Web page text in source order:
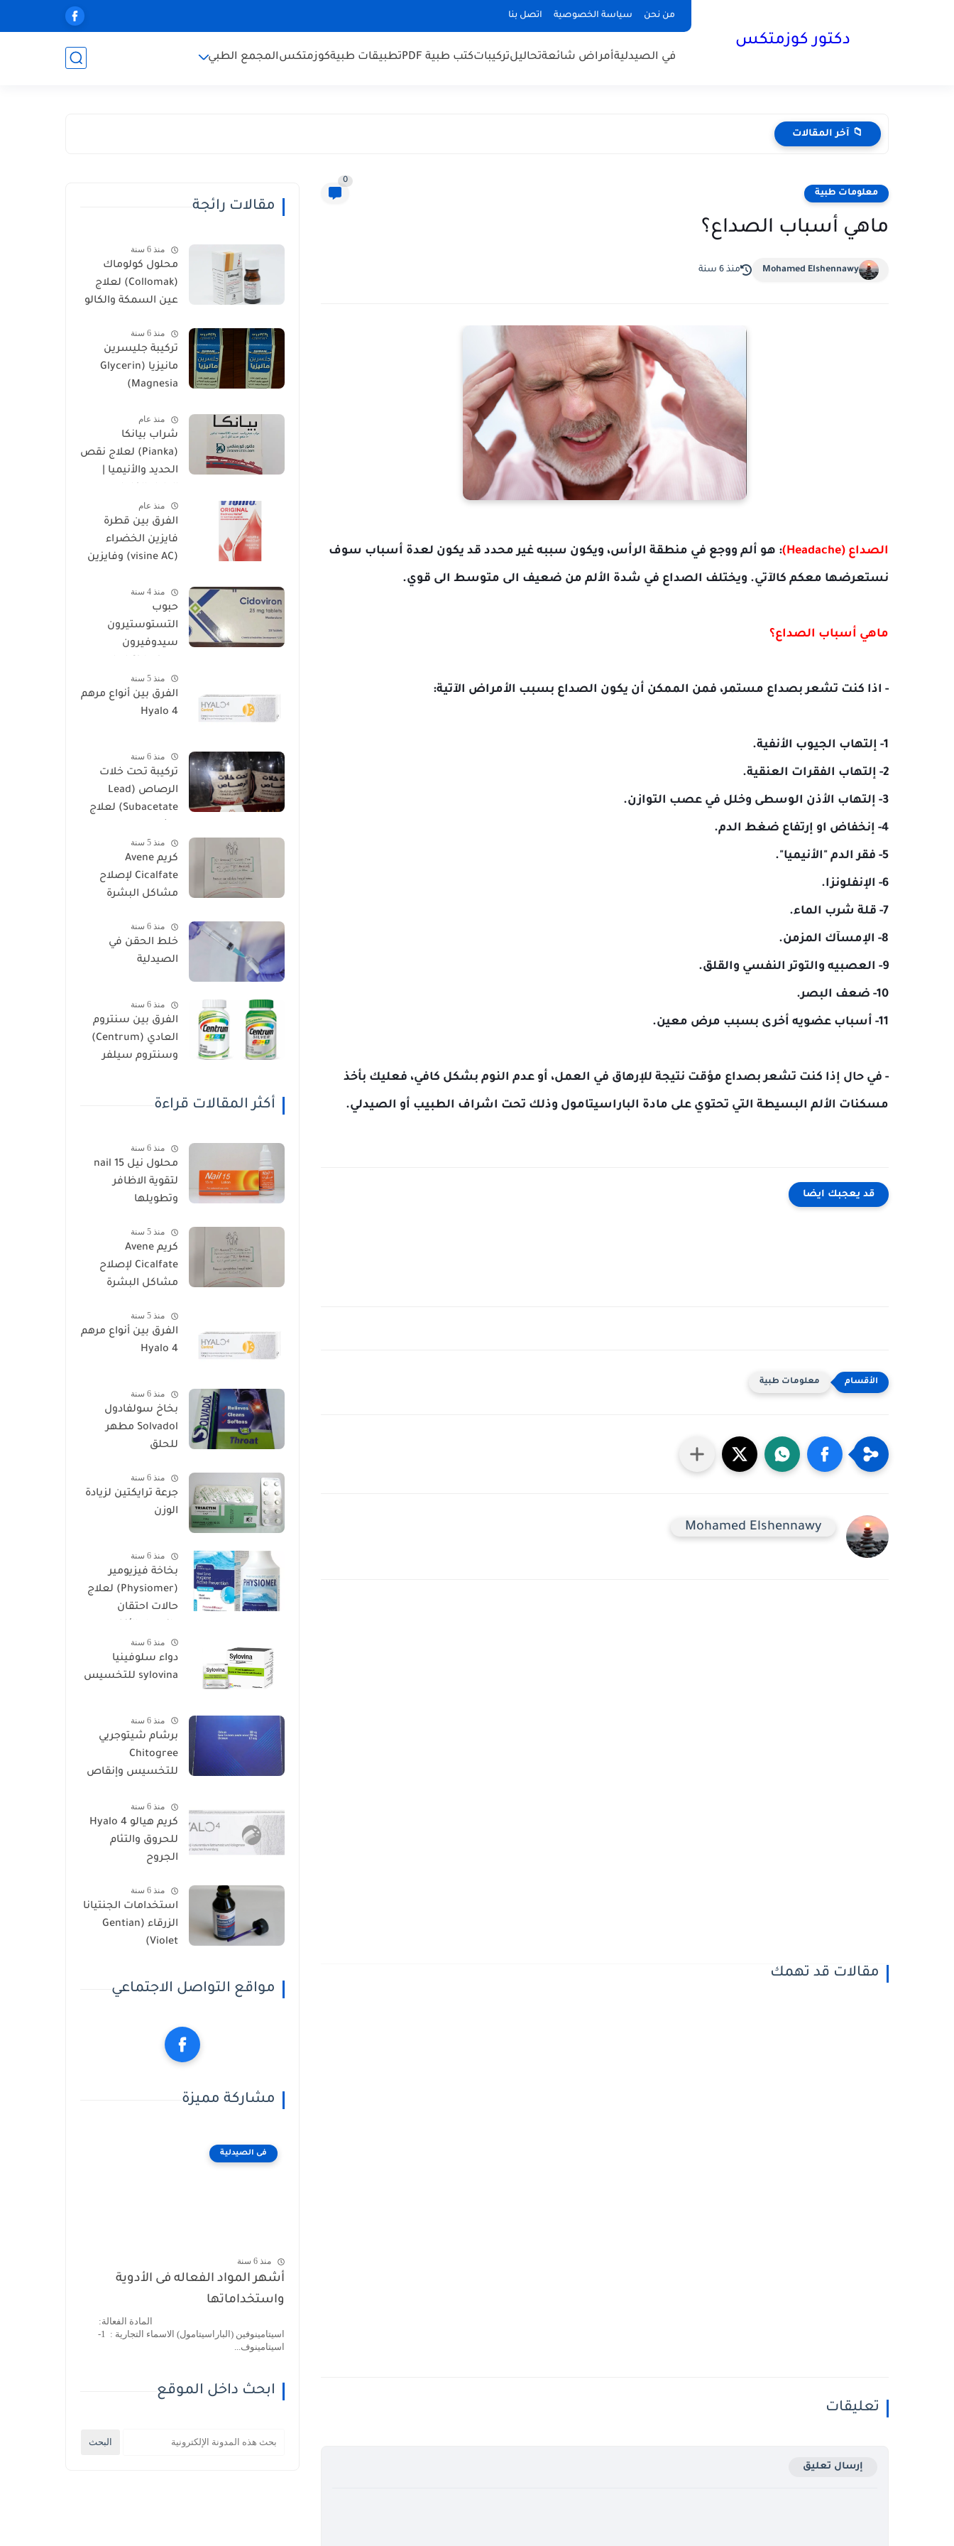
من نحن سياسة الخصوصية اتصل بنا
دكتور كوزمتكس
في الصيدليةأمراض شائعةتحاليلتركيباتكتب طبية PDF تطبيقات طبيةكوزمتكسالمجمع الطبي
📁 آخر المقالات
معلومات طبية
0
ماهي أسباب الصداع؟
Mohamed Elshennawy منذ 6 سنة
الصداع (Headache) : هو ألم ووجع في منطقة الرأس، ويكون سببه غير محدد قد يكون لعدة أسباب سوف
نستعرضها معكم كالآتي. ويختلف الصداع في شدة الألم من ضعيف الى متوسط الى قوي.
ماهي أسباب الصداع؟
- اذا كنت تشعر بصداع مستمر، فمن الممكن أن يكون الصداع بسبب الأمراض الآتية:
1- إلتهاب الجيوب الأنفية.
2- إلتهاب الفقرات العنقية.
3- إلتهاب الأذن الوسطى وخلل في عصب التوازن.
4- إنخفاض او إرتفاع ضغط الدم.
5- فقر الدم "الأنيميا".
6- الإنفلونزا.
7- قلة شرب الماء.
8- الإمسآك المزمن.
9- العصبيه والتوتر النفسي والقلق.
10- ضعف البصر.
11- أسباب عضويه أخرى بسبب مرض معين.
- في حال إذا كنت تشعر بصداع مؤقت نتيجة للإرهاق في العمل، أو عدم النوم بشكل كافي، فعليك بأخذ
مسكنات الألم البسيطة التي تحتوي على مادة الباراسيتامول وذلك تحت اشراف الطبيب أو الصيدلي.
قد يعجبك ايضا
معلومات طبية
Mohamed Elshennawy
مقالات قد تهمك
تعليقات
إرسال تعليق
مقالات رائجة
منذ 6 سنة
محلول كولوماك
(Collomak) لعلاج
عين السمكة والكالو
منذ 6 سنة
تركيبة جليسرين
مانيزيا (Glycerin
Magnesia)
منذ عام
شراب بيانكا
(Pianka) لعلاج نقص
الحديد والأنيميا |
منذ عام
الفرق بين قطرة
فايزين الخضراء
(visine AC) وفايزين
original)
منذ 4 سنة
حبوب
التستوستيرون
سيدوفيرون
العقم
منذ 5 سنة
الفرق بين أنواع مرهم
Hyalo 4
منذ 6 سنة
تركيبة تحت خلات
الرصاص (Lead
Subacetate) لعلاج
البواسير
منذ 5 سنة
كريم Avene
Cicalfate لإصلاح
مشاكل البشرة
منذ 6 سنة
خلط الحقن في
الصيدلية
منذ 6 سنة
الفرق بين سنتروم
العادي (Centrum)
وسنتروم سيلفر
أكثر المقالات قراءة
منذ 6 سنة
محلول نيل nail 15
لتقوية الاظافر
وتطويلها
منذ 5 سنة
كريم Avene
Cicalfate لإصلاح
مشاكل البشرة
منذ 5 سنة
الفرق بين أنواع مرهم
Hyalo 4
منذ 6 سنة
بخاخ سولفادول
Solvadol مطهر
للحلق
منذ 6 سنة
جرعة ترايكتين لزيادة
الوزن
منذ 6 سنة
بخاخة فيزيومير
(Physiomer) لعلاج
حالات احتقان
منذ 6 سنة
دواء سلوفينيا
sylovina للتخسيس
منذ 6 سنة
برشام شيتوجريي
Chitogree
للتخسيس وإنقاص
منذ 6 سنة
كريم هيالو 4 Hyalo
للحروق والتئام
الجروح
منذ 6 سنة
استخدامات الجنتيانا
الزرقاء (Gentian
Violet)
مواقع التواصل الاجتماعي
مشاركة مميزة
فى الصيدلية
منذ 6 سنة
أشهر المواد الفعاله فى الأدوية
واستخداماتها
المادة الفعالة:
اسيتامينوفين (الباراسيتامول) الاسماء التجارية : 1-
اسيتامينوف...
ابحث داخل الموقع